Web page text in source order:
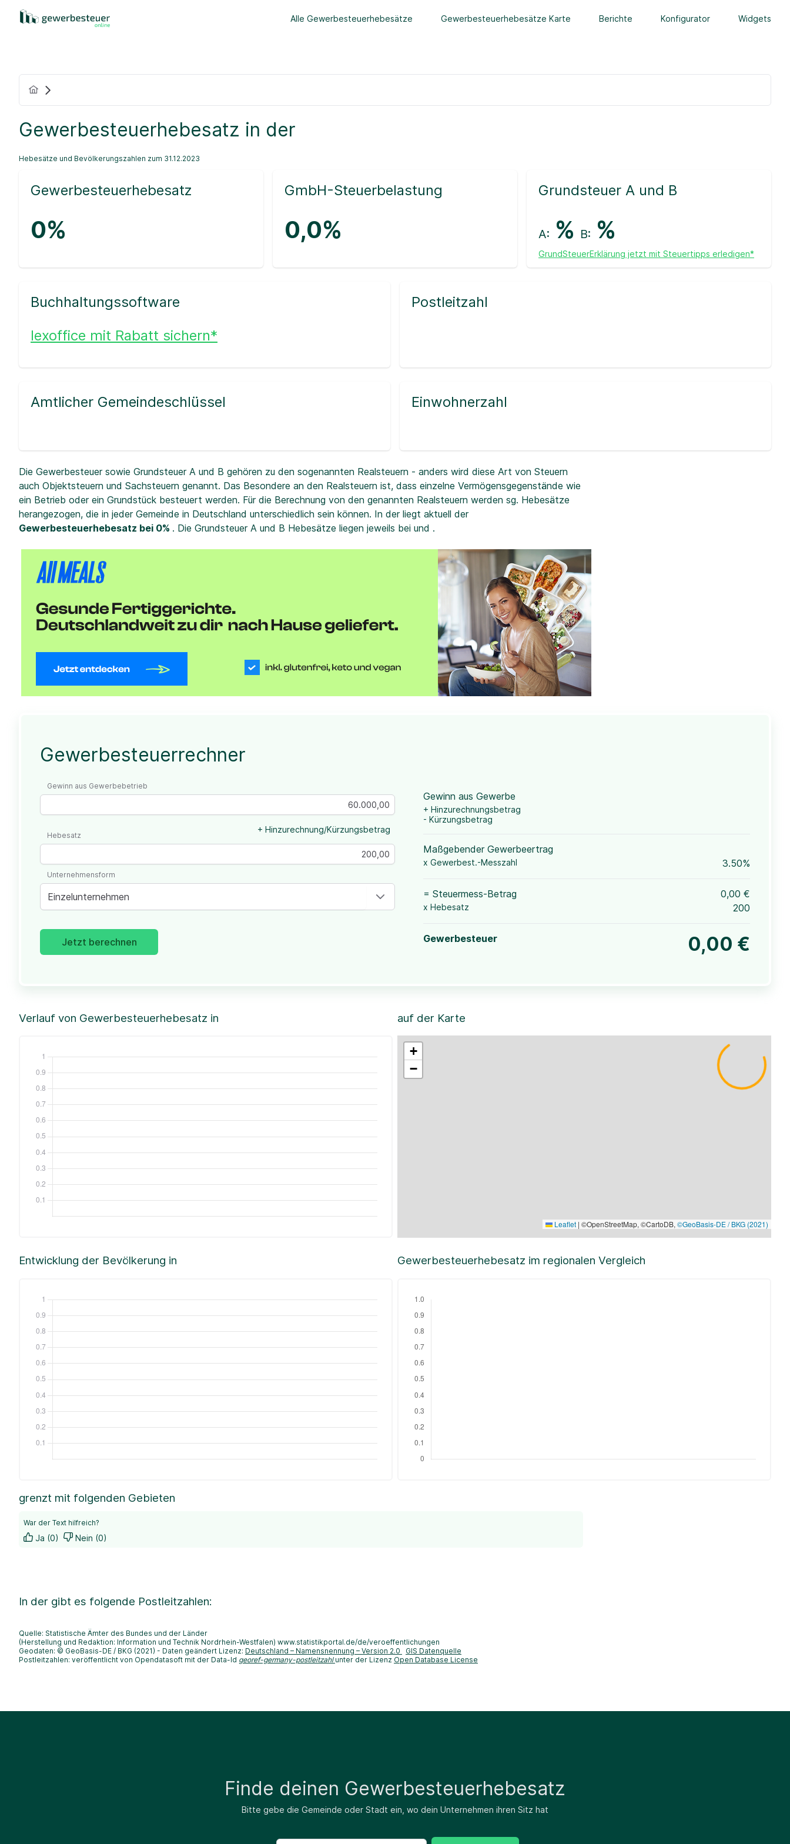
Alle Gewerbesteuerhebesätze Gewerbesteuerhebesätze Karte Berichte Konfigurator Widgets
Gewerbesteuerhebesatz in der
Hebesätze und Bevölkerungszahlen zum 31.12.2023
Gewerbesteuerhebesatz
0%
GmbH-Steuerbelastung
0,0%
Grundsteuer A und B
A: % B: %
GrundSteuerErklärung jetzt mit Steuertipps erledigen*
Buchhaltungssoftware
lexoffice mit Rabatt sichern*
Postleitzahl
Amtlicher Gemeindeschlüssel Einwohnerzahl
Die Gewerbesteuer sowie Grundsteuer A und B gehören zu den sogenannten Realsteuern - anders wird diese Art von Steuern
auch Objektsteuern und Sachsteuern genannt. Das Besondere an den Realsteuern ist, dass einzelne Vermögensgegenstände wie
ein Betrieb oder ein Grundstück besteuert werden. Für die Berechnung von den genannten Realsteuern werden sg. Hebesätze
herangezogen, die in jeder Gemeinde in Deutschland unterschiedlich sein können. In der liegt aktuell der
Gewerbesteuerhebesatz bei 0% . Die Grundsteuer A und B Hebesätze liegen jeweils bei und .
Gewerbesteuerrechner
Gewinn aus Gewerbebetrieb
+ Hinzurechnung/Kürzungsbetrag
Hebesatz
Einzelunternehmen
Unternehmensform
Jetzt berechnen
Gewinn aus Gewerbe
+ Hinzurechnungsbetrag
- Kürzungsbetrag
Maßgebender Gewerbeertrag
x Gewerbest.-Messzahl 3.50%
= Steuermess-Betrag 0,00 €
x Hebesatz 200
Gewerbesteuer 0,00 €
Verlauf von Gewerbesteuerhebesatz in auf der Karte
+
−
Leaflet | ©OpenStreetMap, ©CartoDB, ©GeoBasis-DE / BKG (2021)
Entwicklung der Bevölkerung in Gewerbesteuerhebesatz im regionalen Vergleich
grenzt mit folgenden Gebieten
War der Text hilfreich?
Ja (0) Nein (0)
In der gibt es folgende Postleitzahlen:
Quelle: Statistische Ämter des Bundes und der Länder
(Herstellung und Redaktion: Information und Technik Nordrhein-Westfalen) www.statistikportal.de/de/veroeffentlichungen
Geodaten: © GeoBasis-DE / BKG (2021) - Daten geändert Lizenz: Deutschland – Namensnennung – Version 2.0
GIS Datenquelle
Postleitzahlen: veröffentlicht von Opendatasoft mit der Data-Id georef-germany-postleitzahl unter der Lizenz Open Database License
Finde deinen Gewerbesteuerhebesatz
Bitte gebe die Gemeinde oder Stadt ein, wo dein Unternehmen ihren Sitz hat